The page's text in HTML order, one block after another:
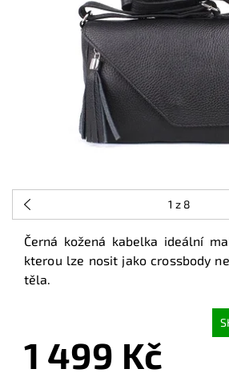
1 z 8
Černá kožená kabelka ideální
kterou lze nosit jako crossbody
těla.
1 499 Kč